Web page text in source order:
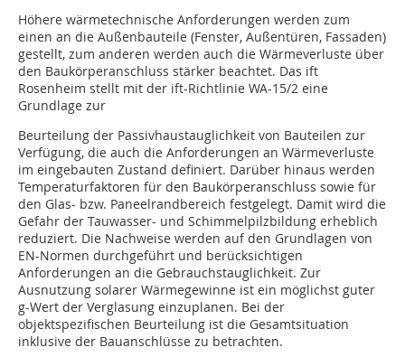
Höhere wärmetechnische Anforderungen werden zum
einen an die Außenbauteile (Fenster, Außentüren, Fassaden)
gestellt, zum anderen werden auch die Wärmeverluste über
den Baukörperanschluss stärker beachtet. Das ift
Rosenheim stellt mit der ift-Richtlinie WA-15/2 eine
Grundlage zur
Beurteilung der Passivhaustauglichkeit von Bauteilen zur
Verfügung, die auch die Anforderungen an Wärmeverluste
im eingebauten Zustand definiert. Darüber hinaus werden
Temperaturfaktoren für den Baukörperanschluss sowie für
den Glas- bzw. Paneelrandbereich festgelegt. Damit wird die
Gefahr der Tauwasser- und Schimmelpilzbildung erheblich
reduziert. Die Nachweise werden auf den Grundlagen von
EN-Normen durchgeführt und berücksichtigen
Anforderungen an die Gebrauchstauglichkeit. Zur
Ausnutzung solarer Wärmegewinne ist ein möglichst guter
g-Wert der Verglasung einzuplanen. Bei der
objektspezifischen Beurteilung ist die Gesamtsituation
inklusive der Bauanschlüsse zu betrachten.